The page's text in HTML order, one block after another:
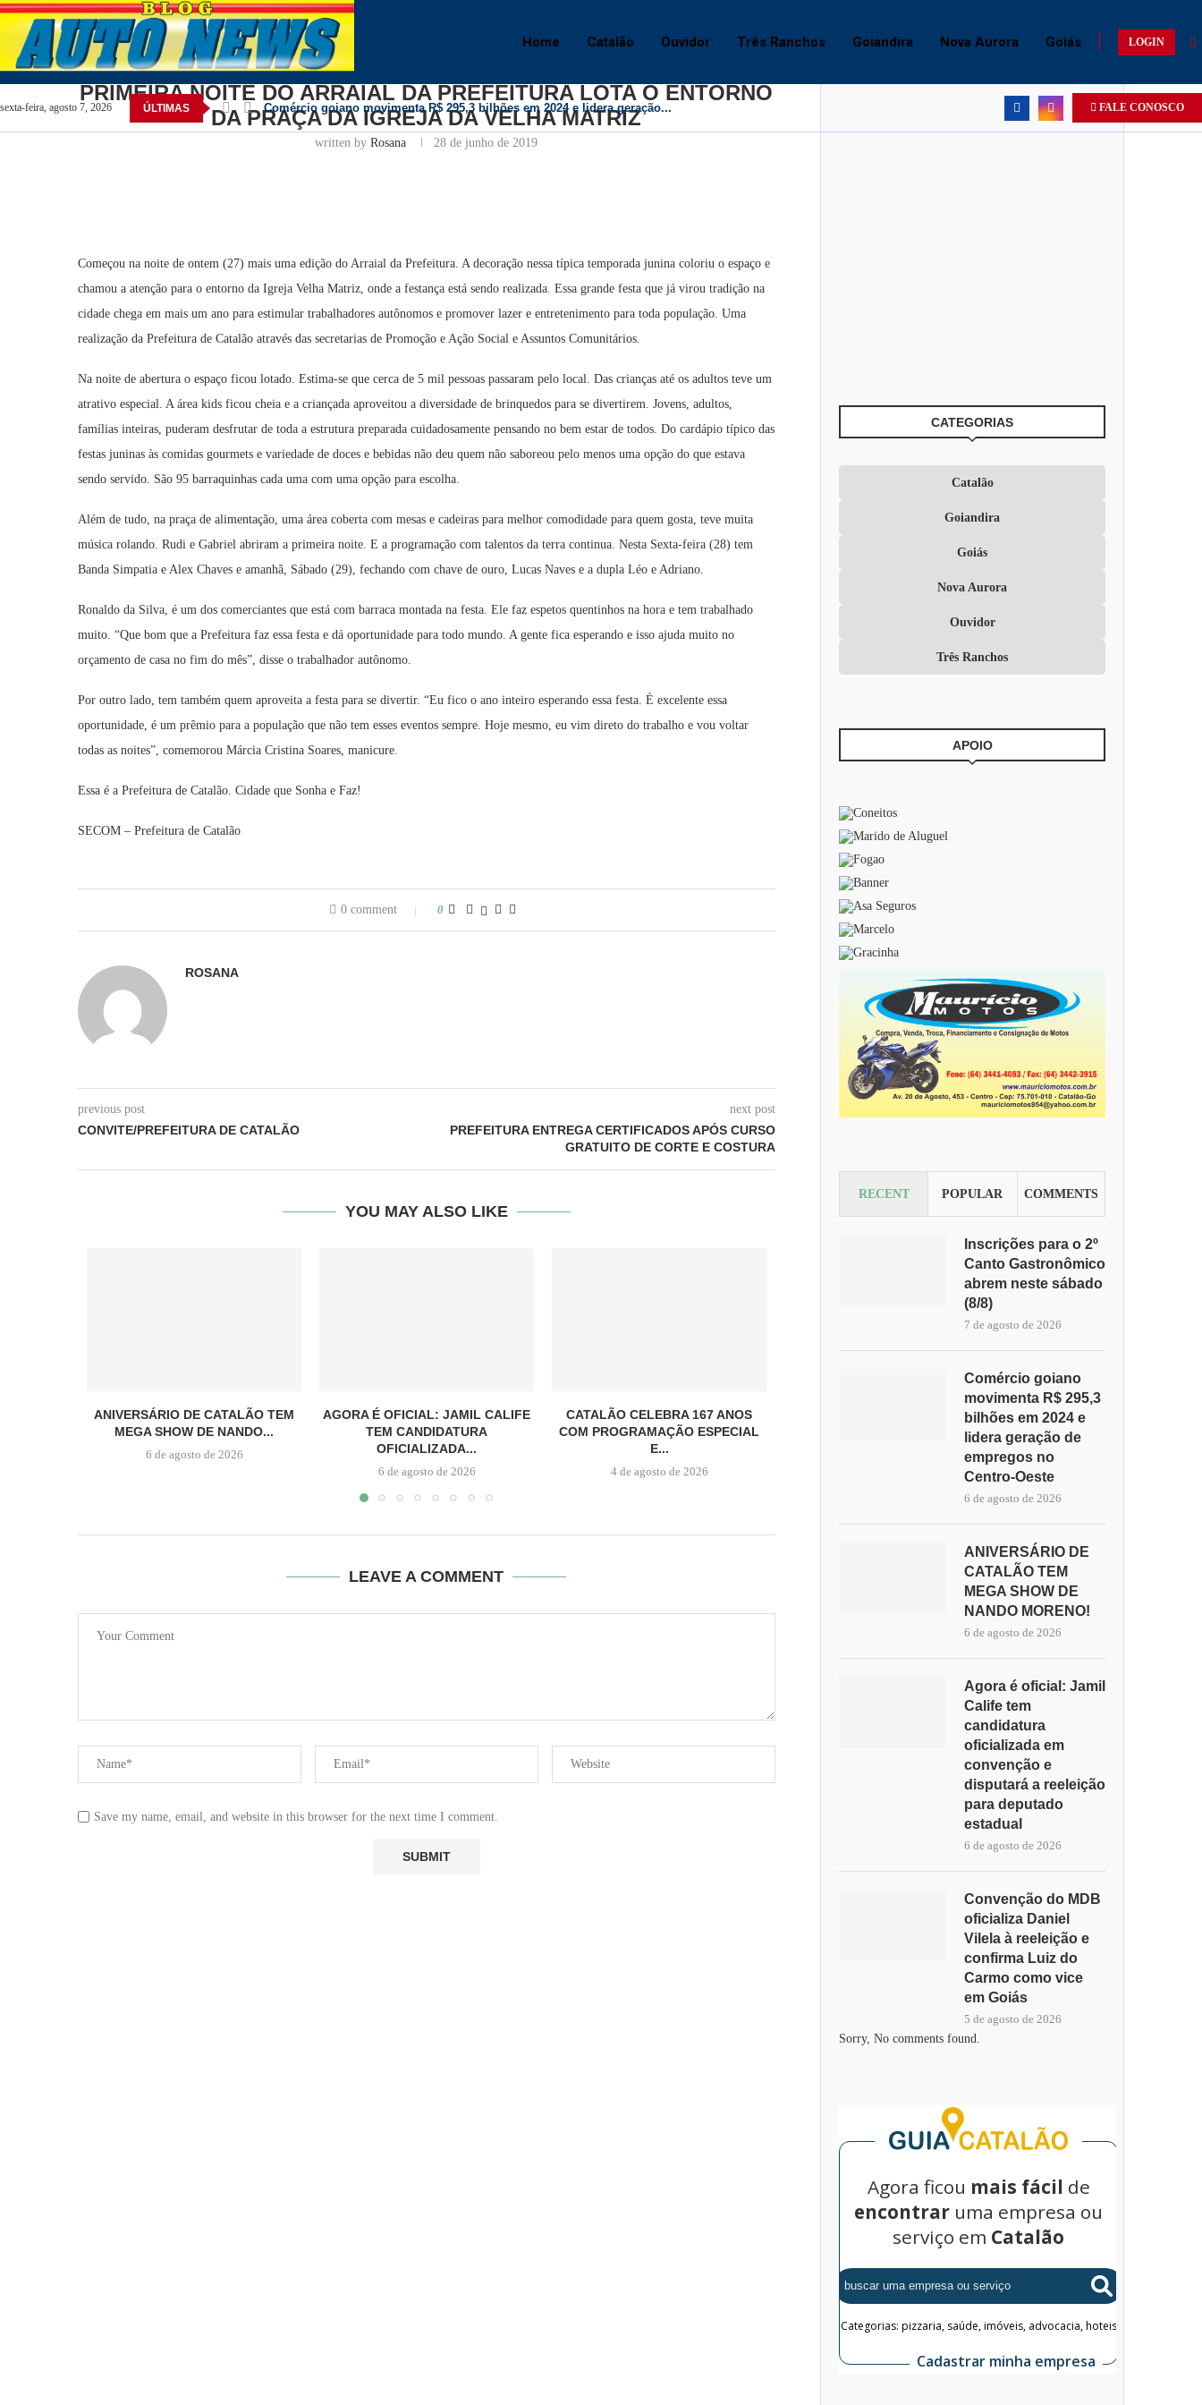
Home Catalão Ouvidor Três Ranchos Goiandira Nova Aurora Goiás LOGIN
sexta-feira, agosto 7, 2026 ÚLTIMAS Comércio goiano movimenta R$ 295,3 bilhões em 2024 e lidera geração...
ANIVERSÁRIO DE CATALÃO TEM MEGA SHOW DE NANDO MORENO!
Agora é oficial: Jamil Calife tem candidatura oficializada em convenção e...
Convenção do MDB oficializa Daniel Vilela à reeleição e confirma Luiz...
POLÍTICA: Pesquisa aponta Daniel Vilela com vantagem e vitória em primeiro...
POLÍTICA: Daniel Vilela escolhe Luiz do Carmo para compor chapa ao...
OVG abre inscrições para 93 vagas de trabalho no Natal do...
Prazo para credenciamento de novos prestadores do Ipasgo Saúde é prorrogado...
Daniel Vilela chega à convenção com apoio de 227 prefeitos e...
FALE CONOSCO
Home Catalão PRIMEIRA NOITE DO ARRAIAL DA PREFEITURA LOTA O ENTORNO DA PRAÇA DA IGREJA DA VELHA MATRIZ
PRIMEIRA NOITE DO ARRAIAL DA PREFEITURA LOTA O ENTORNO
DA PRAÇA DA IGREJA DA VELHA MATRIZ
written byRosana 28 de junho de 2019
Começou na noite de ontem (27) mais uma edição do Arraial da Prefeitura. A decoração nessa típica temporada junina coloriu o espaço e
chamou a atenção para o entorno da Igreja Velha Matriz, onde a festança está sendo realizada. Essa grande festa que já virou tradição na
cidade chega em mais um ano para estimular trabalhadores autônomos e promover lazer e entretenimento para toda população. Uma
realização da Prefeitura de Catalão através das secretarias de Promoção e Ação Social e Assuntos Comunitários.
Na noite de abertura o espaço ficou lotado. Estima-se que cerca de 5 mil pessoas passaram pelo local. Das crianças até os adultos teve um
atrativo especial. A área kids ficou cheia e a criançada aproveitou a diversidade de brinquedos para se divertirem. Jovens, adultos,
famílias inteiras, puderam desfrutar de toda a estrutura preparada cuidadosamente pensando no bem estar de todos. Do cardápio típico das
festas juninas às comidas gourmets e variedade de doces e bebidas não deu quem não saboreou pelo menos uma opção do que estava
sendo servido. São 95 barraquinhas cada uma com uma opção para escolha.
Além de tudo, na praça de alimentação, uma área coberta com mesas e cadeiras para melhor comodidade para quem gosta, teve muita
música rolando. Rudi e Gabriel abriram a primeira noite. E a programação com talentos da terra continua. Nesta Sexta-feira (28) tem
Banda Simpatia e Alex Chaves e amanhã, Sábado (29), fechando com chave de ouro, Lucas Naves e a dupla Léo e Adriano.
Ronaldo da Silva, é um dos comerciantes que está com barraca montada na festa. Ele faz espetos quentinhos na hora e tem trabalhado
muito. “Que bom que a Prefeitura faz essa festa e dá oportunidade para todo mundo. A gente fica esperando e isso ajuda muito no
orçamento de casa no fim do mês”, disse o trabalhador autônomo.
Por outro lado, tem também quem aproveita a festa para se divertir. “Eu fico o ano inteiro esperando essa festa. É excelente essa
oportunidade, é um prêmio para a população que não tem esses eventos sempre. Hoje mesmo, eu vim direto do trabalho e vou voltar
todas as noites”, comemorou Márcia Cristina Soares, manicure.
Essa é a Prefeitura de Catalão. Cidade que Sonha e Faz!
SECOM – Prefeitura de Catalão
0 comment 0
ROSANA
previous post
CONVITE/PREFEITURA DE CATALÃO
next post
PREFEITURA ENTREGA CERTIFICADOS APÓS CURSO
GRATUITO DE CORTE E COSTURA
YOU MAY ALSO LIKE
ANIVERSÁRIO DE CATALÃO TEM
MEGA SHOW DE NANDO...
6 de agosto de 2026
AGORA É OFICIAL: JAMIL CALIFE
TEM CANDIDATURA
OFICIALIZADA...
6 de agosto de 2026
CATALÃO CELEBRA 167 ANOS
COM PROGRAMAÇÃO ESPECIAL
E...
4 de agosto de 2026
VOLTA ÀS AULAS NA REDE
MUNICIPAL DE ENSINO...
REDE MUNICIPAL DE
CATALÃO INICIA O...
LEAVE A COMMENT
Save my name, email, and website in this browser for the next time I comment.
CATEGORIAS
Catalão
Goiandira
Goiás
Nova Aurora
Ouvidor
Três Ranchos
APOIO
RECENT POPULAR COMMENTS
Inscrições para o 2º
Canto Gastronômico
abrem neste sábado
(8/8)
7 de agosto de 2026
Comércio goiano
movimenta R$ 295,3
bilhões em 2024 e
lidera geração de
empregos no
Centro-Oeste
6 de agosto de 2026
ANIVERSÁRIO DE
CATALÃO TEM
MEGA SHOW DE
NANDO MORENO!
6 de agosto de 2026
Agora é oficial: Jamil
Calife tem
candidatura
oficializada em
convenção e
disputará a reeleição
para deputado
estadual
6 de agosto de 2026
Convenção do MDB
oficializa Daniel
Vilela à reeleição e
confirma Luiz do
Carmo como vice
em Goiás
5 de agosto de 2026
Sorry, No comments found.